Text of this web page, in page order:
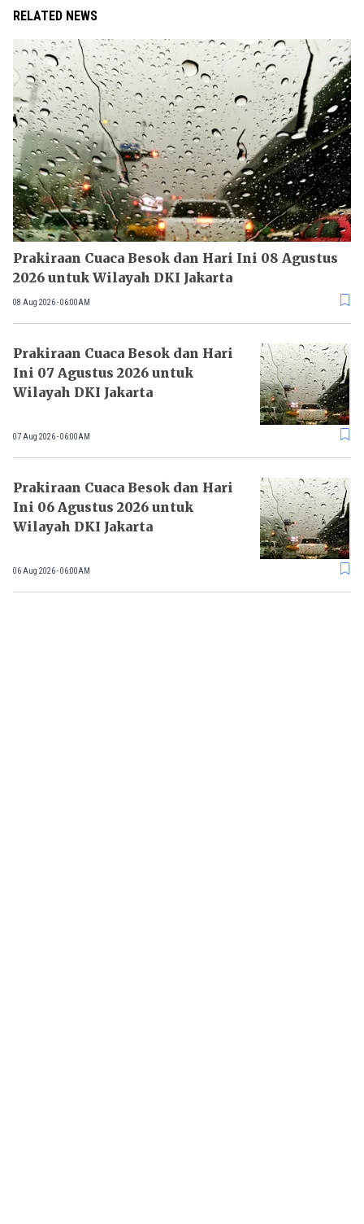
RELATED NEWS
Prakiraan Cuaca Besok dan Hari Ini 08 Agustus
2026 untuk Wilayah DKI Jakarta
08 Aug 2026 - 06:00AM
Prakiraan Cuaca Besok dan Hari
Ini 07 Agustus 2026 untuk
Wilayah DKI Jakarta
07 Aug 2026 - 06:00AM
Prakiraan Cuaca Besok dan Hari
Ini 06 Agustus 2026 untuk
Wilayah DKI Jakarta
06 Aug 2026 - 06:00AM